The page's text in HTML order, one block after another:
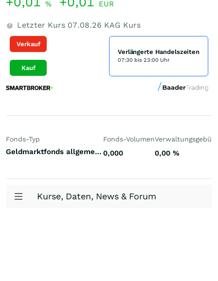
% EUR
Letzter Kurs 07.08.26 KAG Kurs
Verkauf
Kauf
Verlängerte Handelszeiten
07:30 bis 23:00 Uhr
Fonds-Typ
Geldmarktfonds allgemein Euroland Euro
Fonds-Volumen
0,000 0,00 %
Kurse, Daten, News & Forum